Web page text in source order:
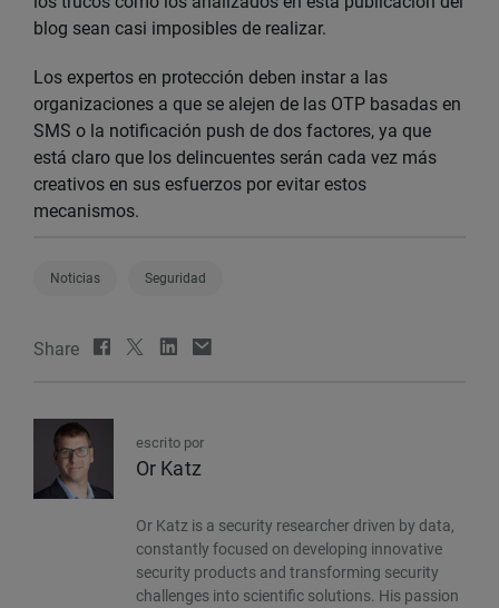
blog sean casi imposibles de realizar.
Los expertos en protección deben instar a las
organizaciones a que se alejen de las OTP basadas en
SMS o la notificación push de dos factores, ya que
está claro que los delincuentes serán cada vez más
creativos en sus esfuerzos por evitar estos
mecanismos.
Noticias Seguridad
Share
escrito por
Or Katz
Or Katz is a security researcher driven by data,
constantly focused on developing innovative
security products and transforming security
challenges into scientific solutions. His passion